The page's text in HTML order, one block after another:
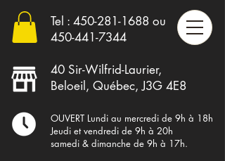
Tel : 450-281-1688 ou
450-441-7344
40 Sir-Wilfrid-Laurier,
Beloeil, Québec, J3G 4E8
OUVERT Lundi au mercredi de 9h à 18h
Jeudi et vendredi de 9h à 20h
samedi & dimanche de 9h à 17h.